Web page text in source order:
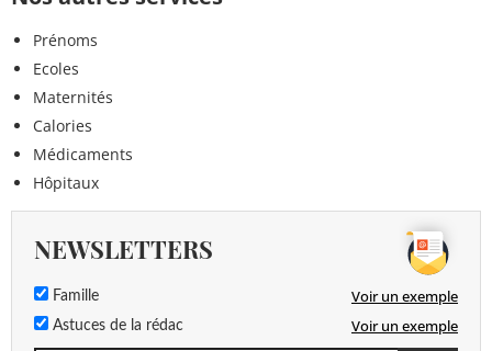
Prénoms
Ecoles
Maternités
Calories
Médicaments
Hôpitaux
NEWSLETTERS
Famille Voir un exemple
Astuces de la rédac Voir un exemple